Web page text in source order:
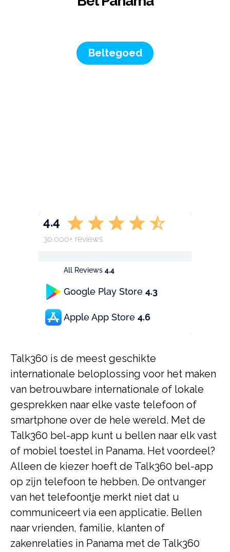
Beltegoed
All Reviews 4.4
Google Play Store 4.3
Apple App Store 4.6
4.4
30.000+ reviews
Talk360 is de meest geschikte
internationale beloplossing voor het maken
van betrouwbare internationale of lokale
gesprekken naar elke vaste telefoon of
smartphone over de hele wereld. Met de
Talk360 bel-app kunt u bellen naar elk vast
of mobiel toestel in Panama. Het voordeel?
Alleen de kiezer hoeft de Talk360 bel-app
op zijn telefoon te hebben. De ontvanger
van het telefoontje merkt niet dat u
communiceert via een applicatie. Bellen
naar vrienden, familie, klanten of
zakenrelaties in Panama met de Talk360